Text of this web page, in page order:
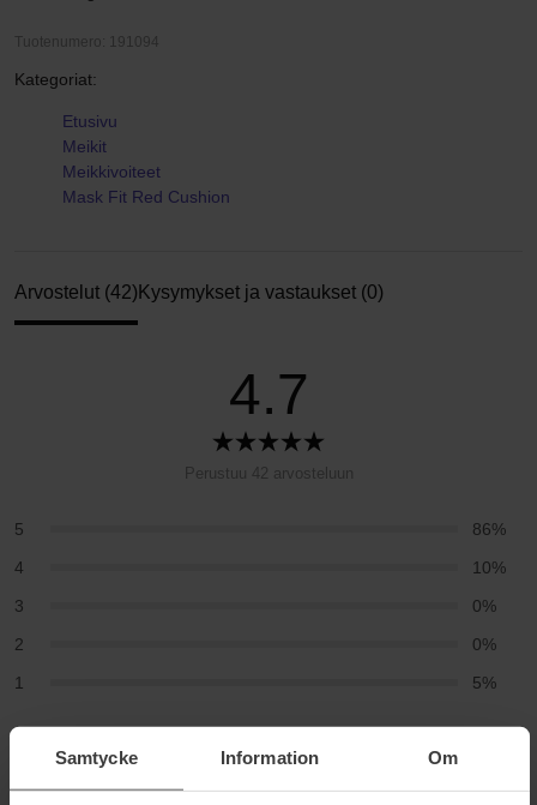
Samtycke Information Om
Tuotenumero: 191094
Kategoriat:
Etusivu
Meikit
Meikkivoiteet
Mask Fit Red Cushion
Arvostelut (42) Kysymykset ja vastaukset (0)
4.7
Perustuu 42 arvosteluun
5
86%
4
10%
3
0%
2
0%
1
5%